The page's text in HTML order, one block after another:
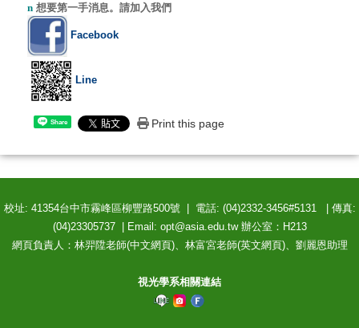
n想要第一手消息。請加入我們
Facebook
Line
Share Print this page
校址: 41354台中市霧峰區柳豐路500號 | 電話: (04)2332-3456#5131 | 傳真:
(04)23305737 | Email: opt@asia.edu.tw 辦公室：H213
網頁負責人：林羿陞老師(中文網頁)、林富宮老師(英文網頁)、劉麗恩助理
視光學系相關連結